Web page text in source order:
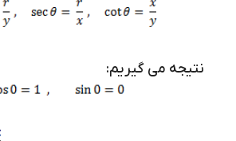
نتیجه می گیریم: